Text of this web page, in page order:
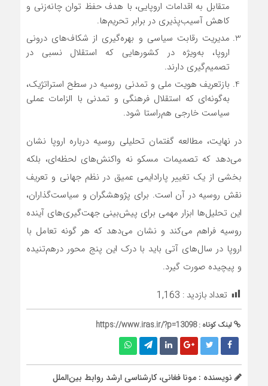
متقابل به اقدامات اروپایی، با هدف حفظ توان چانه‌زنی و
کاهش آسیب‌پذیری در برابر تحریم‌ها.
مدیریت رقابت سیاسی و بهره‌گیری از شکاف‌های درونی
اروپا، به‌ویژه در کشورهایی که استقلال نسبی در
تصمیم‌گیری دارند.
بازتعریف هویت ملی و تمدنی روسیه در سطح استراتژیک،
به‌گونه‌ای که استقلال فرهنگی و تمدنی با الزامات عملی
سیاست خارجی هم‌راستا شود.
در نهایت، مطالعه گفتمان تحلیلی روسیه درباره اروپا نشان
می‌دهد که تصمیمات مسکو نه واکنش‌های لحظه‌ای، بلکه
بخشی از یک تغییر پارادایمی عمیق در نظم جهانی و تعریف
نقش روسیه در آن است. برای پژوهشگران و سیاست‌گذاران،
این تحلیل‌ها ابزار مهمی برای پیش‌بینی جهت‌گیری‌های آینده
روسیه فراهم می‌کند و نشان می‌دهد که هر گونه تعامل با
اروپا در سال‌های آتی باید با درک این پنج محور درهم‌تنیده
و پیچیده صورت گیرد.
تعداد بازدید : 1,163
لینک کوتاه :https://www.iras.ir/?p=13098
نویسنده : مونا فغانی، کارشناسی ارشد روابط بین‌الملل